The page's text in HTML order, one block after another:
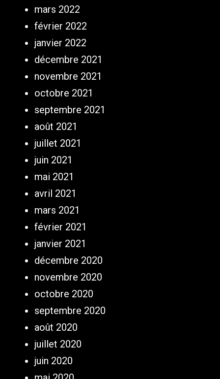
mars 2022
février 2022
janvier 2022
décembre 2021
novembre 2021
octobre 2021
septembre 2021
août 2021
juillet 2021
juin 2021
mai 2021
avril 2021
mars 2021
février 2021
janvier 2021
décembre 2020
novembre 2020
octobre 2020
septembre 2020
août 2020
juillet 2020
juin 2020